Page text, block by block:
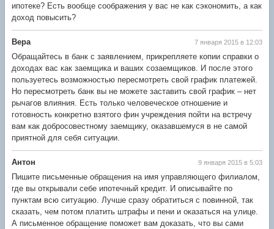
ипотеке? Есть вообще соображения у вас не как сэкономить, а как
доход повысить?
7 января 2015 в 12:03
Вера
Обращайтесь в банк с заявлением, прикрепляете копии справки о
доходах вас как заемщика и ваших созаемщиков. И после этого
пользуетесь возможностью пересмотреть свой график платежей.
Но пересмотреть банк вы не можете заставить свой график – нет
рычагов влияния. Есть только человеческое отношение и
готовность конкретно взятого фин учреждения пойти на встречу
вам как добросовестному заемщику, оказавшемуся в не самой
приятной для себя ситуации.
9 января 2015 в 5:03
Антон
Пишите письменные обращения на имя управляющего филиалом,
где вы открывали себе ипотечный кредит. И описывайте по
пунктам всю ситуацию. Лучше сразу обратиться с повинной, так
сказать, чем потом платить штрафы и пени и оказаться на улице.
А письменное обращение поможет вам доказать, что вы сами